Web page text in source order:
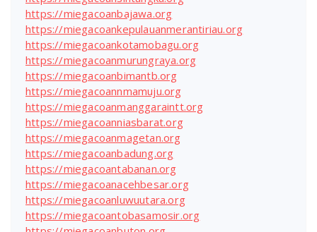
https://miegacoanbajawa.org
https://miegacoankepulauanmerantiriau.org
https://miegacoankotamobagu.org
https://miegacoanmurungraya.org
https://miegacoanbimantb.org
https://miegacoannmamuju.org
https://miegacoanmanggaraintt.org
https://miegacoanniasbarat.org
https://miegacoanmagetan.org
https://miegacoanbadung.org
https://miegacoantabanan.org
https://miegacoanacehbesar.org
https://miegacoanluwuutara.org
https://miegacoantobasamosir.org